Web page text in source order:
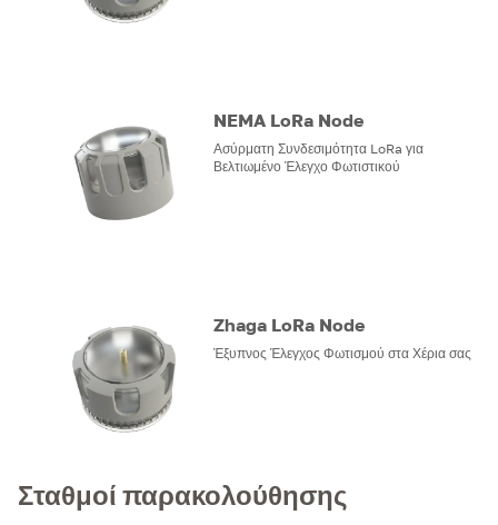
NEMA LoRa Node
Ασύρματη Συνδεσιμότητα LoRa για
Βελτιωμένο Έλεγχο Φωτιστικού
Zhaga LoRa Node
Έξυπνος Έλεγχος Φωτισμού στα Χέρια σας
Σταθμοί παρακολούθησης